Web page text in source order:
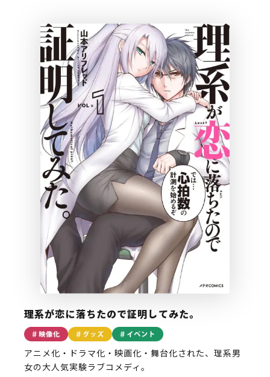
理系が恋に落ちたので証明してみた。
アニメ化・ドラマ化・映画化・舞台化された、理系男
女の大人気実験ラブコメディ。